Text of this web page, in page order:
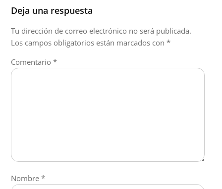
Deja una respuesta
Tu dirección de correo electrónico no será publicada.
Los campos obligatorios están marcados con*
Comentario*
Nombre*